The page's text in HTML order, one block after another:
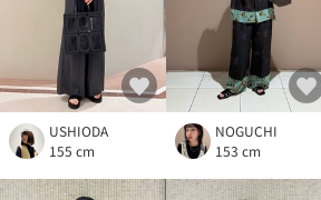
USHIODA
155 cm
NOGUCHI
153 cm